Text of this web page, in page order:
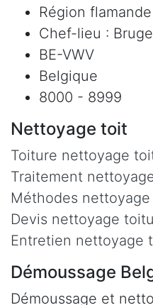
Région flamande
Chef-lieu :
BE-VWV
Belgique
8000 - 8999
Nettoyage toit
Toiture nettoyage
Traitement
Méthodes
Devis nettoyage
Entretien nettoyage
Démoussage
Démoussage et